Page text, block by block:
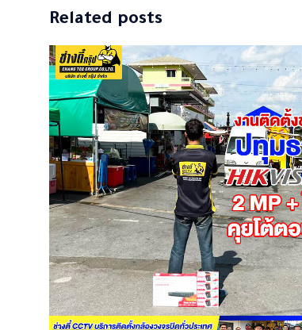
Related posts